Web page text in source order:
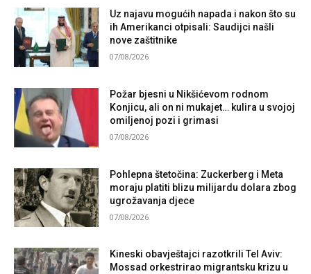
Uz najavu mogućih napada i nakon što su
ih Amerikanci otpisali: Saudijci našli
nove zaštitnike
07/08/2026
Požar bjesni u Nikšićevom rodnom
Konjicu, ali on ni mukajet… kulira u svojoj
omiljenoj pozi i grimasi
07/08/2026
Pohlepna štetočina: Zuckerberg i Meta
moraju platiti blizu milijardu dolara zbog
ugrožavanja djece
07/08/2026
Kineski obavještajci razotkrili Tel Aviv:
Mossad orkestrirao migrantsku krizu u